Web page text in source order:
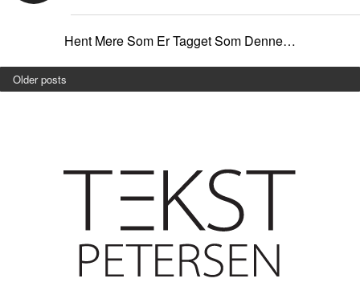
Hent Mere Som Er Tagget Som Denne…
Older posts